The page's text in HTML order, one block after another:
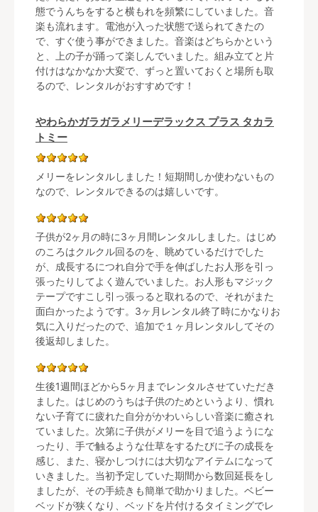
態でうんちをすると横もれを頻繁にしていました。音
楽も流れます。電池が入った状態で送られてきたの
で、すぐ使う事ができました。音楽はどちらかという
と、上の子が踊って楽しんでいました。組み立てと片
付けはなかなか大変で、ずっと置いておくと場所も取
るので、レンタルがおすすめです！
やわらかガラガラメリーデラックス プラス タカラ
トミー
メリーをレンタルしました！短期間しか使わないもの
なので、レンタルできるのは嬉しいです。
子供が2ヶ月の時に3ヶ月間レンタルしました。はじめ
のころはクルクル回るのを、眺めているだけでした
が、成長するにつれ自分で手を伸ばしたお人形を引っ
張ったりしてよく遊んでいました。お人形もマジック
テープですこし引っ張っると取れるので、それがまた
面白かったようです。3ヶ月レンタル終了時にかなりお
気に入りだったので、追加で１ヶ月レンタルしてその
後返却しました。
生後1週間ほどから5ヶ月までレンタルさせていただき
ました。はじめのうちは子供のためというより、慣れ
ない子育てに疲れた自分がかわいらしい音楽に癒され
ていました。次第に子供がメリーを目で追うようにな
ったり、手で触るような仕草をするたびに子の成長を
感じ、また、寝かしつけには大切なアイテムになって
いきました。当初予定していた期間から数回延長をし
ましたが、その手続きも簡単で助かりました。ベビー
ベッドが狭くなり、ベッドを片付けるタイミングでレ